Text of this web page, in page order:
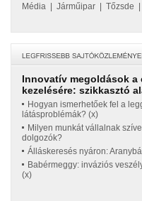
Média
Járműipar Tőzsde
Innovatív megoldások a
kezelésére: szikkasztó
Hogyan ismerhetőek fel a
látásproblémák? (x)
Milyen munkát vállalnak
dolgozók?
Álláskeresés nyáron:
Babérmeggy: inváziós
(x)